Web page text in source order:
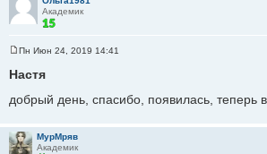
Академик
о
щ
и
е
Пн Июн 24, 2019 14:41
Настя
добрый день, спасибо, появилась, теперь
МурМряв
Академик